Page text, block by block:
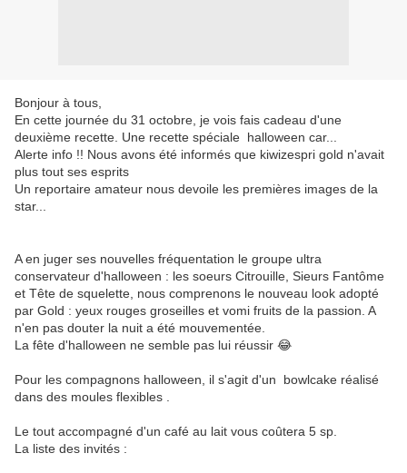
Bonjour à tous,
En cette journée du 31 octobre, je vois fais cadeau d'une
deuxième recette. Une recette spéciale halloween car...
Alerte info !! Nous avons été informés que kiwizespri gold n'avait
plus tout ses esprits
Un reportaire amateur nous devoile les premières images de la
star...
A en juger ses nouvelles fréquentation le groupe ultra
conservateur d'halloween : les soeurs Citrouille, Sieurs Fantôme
et Tête de squelette, nous comprenons le nouveau look adopté
par Gold : yeux rouges groseilles et vomi fruits de la passion. A
n'en pas douter la nuit a été mouvementée.
La fête d'halloween ne semble pas lui réussir 😂
Pour les compagnons halloween, il s'agit d'un bowlcake réalisé
dans des moules flexibles .
Le tout accompagné d'un café au lait vous coûtera 5 sp.
La liste des invités :